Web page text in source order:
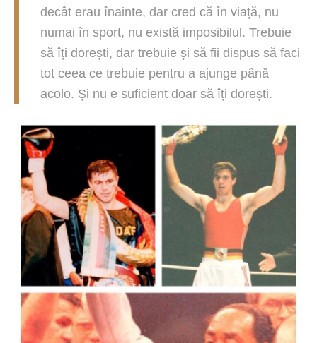
decât erau înainte, dar cred că în viață, nu
numai în sport, nu există imposibilul. Trebuie
să îți dorești, dar trebuie și să fii dispus să faci
tot ceea ce trebuie pentru a ajunge până
acolo. Și nu e suficient doar să îți dorești.